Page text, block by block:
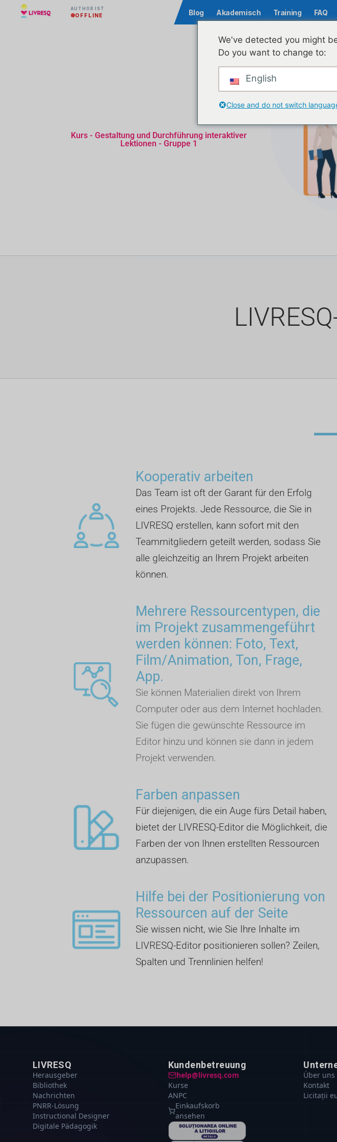
AUTHOR IST
OFFLINE Blog Akademisch Training FAQ
Kurs - Gestaltung und Durchführung interaktiver
Lektionen - Gruppe 1
Kooperativ arbeiten
Das Team ist oft der Garant für den Erfolg
eines Projekts. Jede Ressource, die Sie in
LIVRESQ erstellen, kann sofort mit den
Teammitgliedern geteilt werden, sodass Sie
alle gleichzeitig an Ihrem Projekt arbeiten
können.
Mehrere Ressourcentypen, die
im Projekt zusammengeführt
werden können: Foto, Text,
Film/Animation, Ton, Frage,
App.
Sie können Materialien direkt von Ihrem
Computer oder aus dem Internet hochladen.
Sie fügen die gewünschte Ressource im
Editor hinzu und können sie dann in jedem
Projekt verwenden.
Farben anpassen
Für diejenigen, die ein Auge fürs Detail haben,
bietet der LIVRESQ-Editor die Möglichkeit, die
Farben der von Ihnen erstellten Ressourcen
anzupassen.
Hilfe bei der Positionierung von
Ressourcen auf der Seite
Sie wissen nicht, wie Sie Ihre Inhalte im
LIVRESQ-Editor positionieren sollen? Zeilen,
Spalten und Trennlinien helfen!
LIVRESQ
Herausgeber
Bibliothek
Nachrichten
PNRR-Lösung
Instructional Designer
Digitale Pädagogik
Kundenbetreuung
help@livresq.com
Kurse
ANPC
Einkaufskorb
ansehen
Über uns
Kontakt
Licitații
We've detected you might
Do you want to change to:
English
Close and do not switch